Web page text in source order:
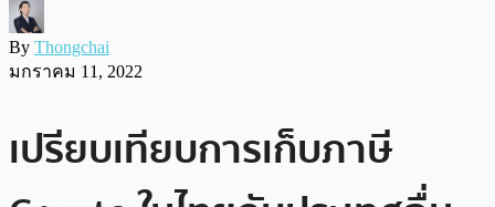
By Thongchai
มกราคม 11, 2022
เปรียบเทียบการเก็บภาษี